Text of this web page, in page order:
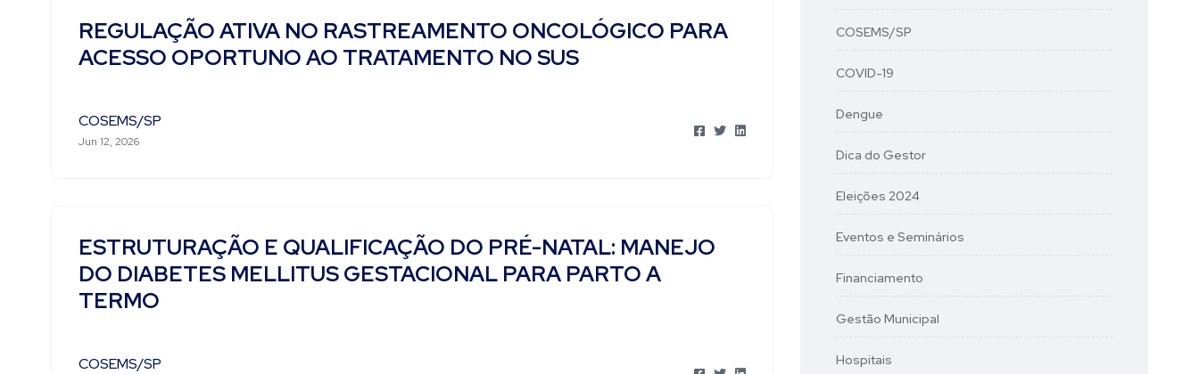
REGULAÇÃO ATIVA NO RASTREAMENTO ONCOLÓGICO PARA
ACESSO OPORTUNO AO TRATAMENTO NO SUS
COSEMS/SP
Jun 12, 2026
ESTRUTURAÇÃO E QUALIFICAÇÃO DO PRÉ-NATAL: MANEJO
DO DIABETES MELLITUS GESTACIONAL PARA PARTO A
TERMO
COSEMS/SP
COSEMS/SP
COVID-19
Dengue
Dica do Gestor
Eleições 2024
Eventos e Seminários
Financiamento
Gestão Municipal
Hospitais